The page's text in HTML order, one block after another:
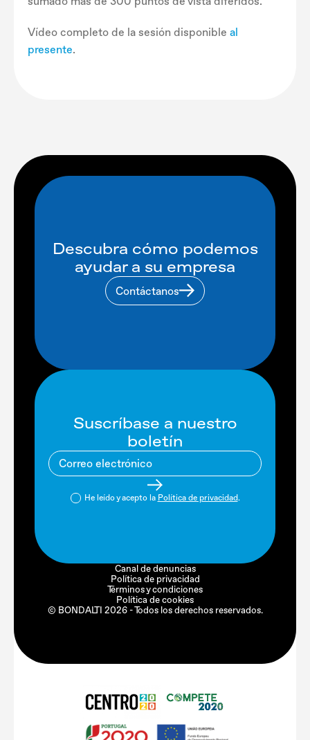
Vídeo completo de la sesión disponible al
presente.
Descubra cómo podemos
ayudar a su empresa
Contáctanos
Suscríbase a nuestro
boletín
He leído y acepto la Política de privacidad.
© BONDALTI 2026 - Todos los derechos reservados.
Canal de denuncias
Política de privacidad
Términos y condiciones
Política de cookies